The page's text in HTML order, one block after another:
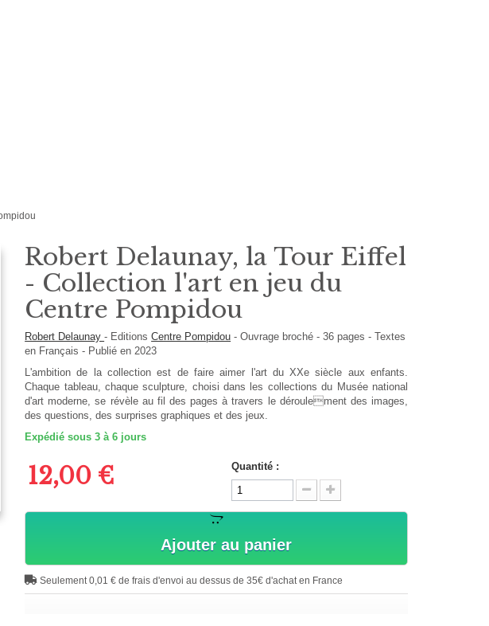
Robert Delaunay, la Tour Eiffel
- Collection l'art en jeu du
Centre Pompidou
Robert Delaunay- EditionsCentre Pompidou -Ouvrage broché-36pages -Textes
en Français- Publié en 2023
L'ambition de la collection est de faire aimer l'art du XXe siècle aux enfants.
Chaque tableau, chaque sculpture, choisi dans les collections du Musée national
d'art moderne, se révèle au fil des pages à travers le déroulement des images,
des questions, des surprises graphiques et des jeux.
Expédié sous 3 à 6 jours
12,00 € Quantité :
Ajouter au panier
Seulement 0,01 € de frais d'envoi au dessus de 35€ d'achat en France